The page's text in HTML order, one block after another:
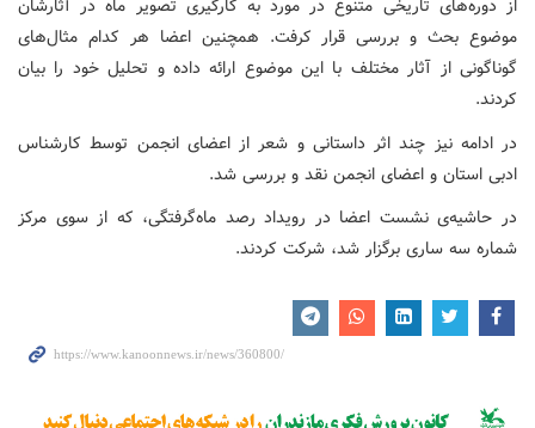
از دوره‌های تاریخی متنوع در مورد به کارگیری تصویر ماه در آثارشان
موضوع بحث و بررسی قرار کرفت. همچنین اعضا هر کدام مثال‌های
گوناگونی از آثار مختلف با این موضوع ارائه داده و تحلیل خود را بیان
کردند.
در ادامه نیز چند اثر داستانی و شعر از اعضای انجمن توسط کارشناس
ادبی استان و اعضای انجمن نقد و بررسی شد.
در حاشیه‌ی نشست اعضا در رویداد رصد ماه‌گرفتگی، که از سوی مرکز
شماره سه ساری برگزار شد، شرکت کردند.